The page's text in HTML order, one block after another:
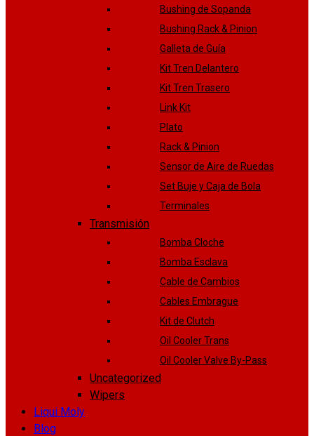
Bushing de Sopanda
Bushing Rack & Pinion
Galleta de Guía
Kit Tren Delantero
Kit Tren Trasero
Link Kit
Plato
Rack & Pinion
Sensor de Aire de Ruedas
Set Buje y Caja de Bola
Terminales
Transmisión
Bomba Cloche
Bomba Esclava
Cable de Cambios
Cables Embrague
Kit de Clutch
Oil Cooler Trans
Oil Cooler Valve By-Pass
Uncategorized
Wipers
Liqui Moly
Blog